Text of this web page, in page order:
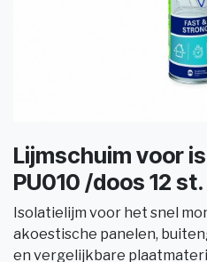
Lijmschuim voor
PU010 /doos 12 st.
Isolatielijm voor het snel
akoestische panelen,
en vergelijkbare